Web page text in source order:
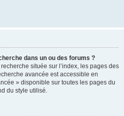
dans un ou des forums ?
située sur l’index, les pages des
avancée est accessible en
» disponible sur toutes les pages du
du style utilisé.